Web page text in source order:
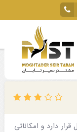
باتومی هتل Art باتومی
تا ساحل قرار دارد و امکاناتی